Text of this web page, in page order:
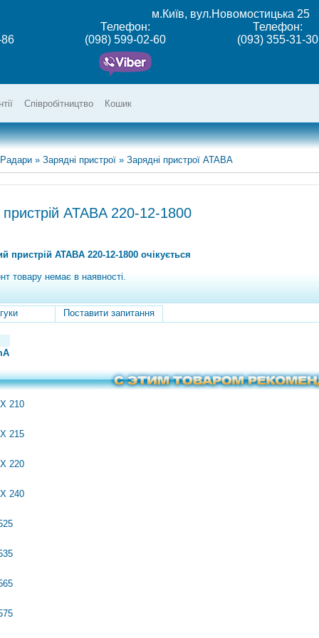
м.Київ, вул.Новомостицька 25
Телефон:
(098) 599-02-60
Телефон:
(093) 355-31-30
Співробітництво Кошик
» Зарядні пристрої » Зарядні пристрої ATABA
ATABA 220-12-1800
пристрій ATABA 220-12-1800 очікується
товару немає в наявності.
Поставити запитання
210
215
220
240